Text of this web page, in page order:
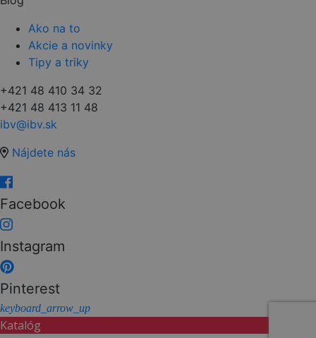
Ako na to
Akcie a novinky
Tipy a triky
+421 48 410 34 32
+421 48 413 11 48
ibv@ibv.sk
Nájdete nás
Facebook
Instagram
Pinterest
keyboard_arrow_up
Katalóg